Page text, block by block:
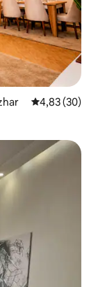
Μέση
4,83 (30)